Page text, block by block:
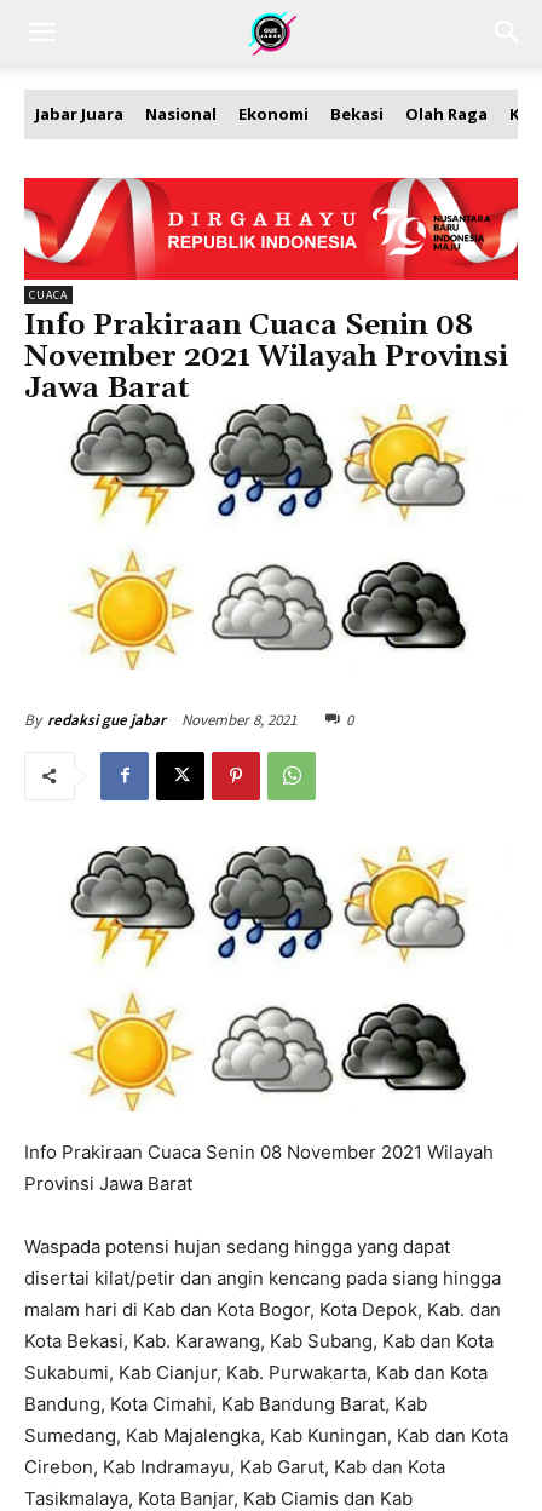
Jabar Juara Nasional Ekonomi Bekasi Olah Raga
CUACA
Info Prakiraan Cuaca Senin 08
November 2021 Wilayah Provinsi
Jawa Barat
By redaksi gue jabar November 8, 2021 0
Info Prakiraan Cuaca Senin 08 November 2021 Wilayah
Provinsi Jawa Barat
Waspada potensi hujan sedang hingga yang dapat
disertai kilat/petir dan angin kencang pada siang hingga
malam hari di Kab dan Kota Bogor, Kota Depok, Kab. dan
Kota Bekasi, Kab. Karawang, Kab Subang, Kab dan Kota
Sukabumi, Kab Cianjur, Kab. Purwakarta, Kab dan Kota
Bandung, Kota Cimahi, Kab Bandung Barat, Kab
Sumedang, Kab Majalengka, Kab Kuningan, Kab dan Kota
Cirebon, Kab Indramayu, Kab Garut, Kab dan Kota
Tasikmalaya, Kota Banjar, Kab Ciamis dan Kab